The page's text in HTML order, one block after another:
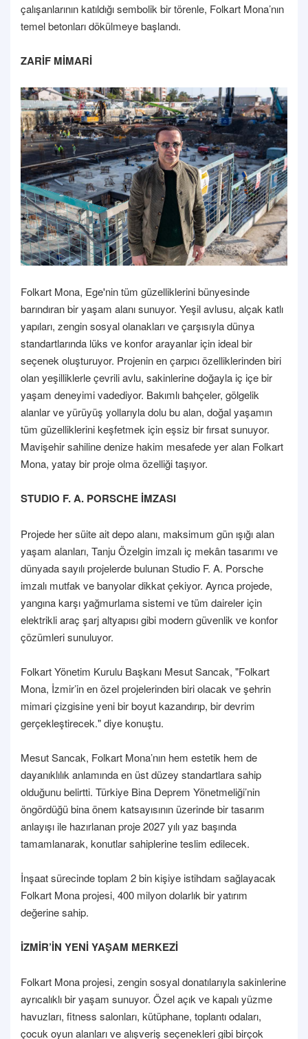
çalışanlarının katıldığı sembolik bir törenle, Folkart Mona’nın
temel betonları dökülmeye başlandı.
ZARİF MİMARİ
Folkart Mona, Ege'nin tüm güzelliklerini bünyesinde
barındıran bir yaşam alanı sunuyor. Yeşil avlusu, alçak katlı
yapıları, zengin sosyal olanakları ve çarşısıyla dünya
standartlarında lüks ve konfor arayanlar için ideal bir
seçenek oluşturuyor. Projenin en çarpıcı özelliklerinden biri
olan yeşilliklerle çevrili avlu, sakinlerine doğayla iç içe bir
yaşam deneyimi vadediyor. Bakımlı bahçeler, gölgelik
alanlar ve yürüyüş yollarıyla dolu bu alan, doğal yaşamın
tüm güzelliklerini keşfetmek için eşsiz bir fırsat sunuyor.
Mavişehir sahiline denize hakim mesafede yer alan Folkart
Mona, yatay bir proje olma özelliği taşıyor.
STUDIO F. A. PORSCHE İMZASI
Projede her süite ait depo alanı, maksimum gün ışığı alan
yaşam alanları, Tanju Özelgin imzalı iç mekân tasarımı ve
dünyada sayılı projelerde bulunan Studio F. A. Porsche
imzalı mutfak ve banyolar dikkat çekiyor. Ayrıca projede,
yangına karşı yağmurlama sistemi ve tüm daireler için
elektrikli araç şarj altyapısı gibi modern güvenlik ve konfor
çözümleri sunuluyor.
Folkart Yönetim Kurulu Başkanı Mesut Sancak, "Folkart
Mona, İzmir’in en özel projelerinden biri olacak ve şehrin
mimari çizgisine yeni bir boyut kazandırıp, bir devrim
gerçekleştirecek." diye konuştu.
Mesut Sancak, Folkart Mona’nın hem estetik hem de
dayanıklılık anlamında en üst düzey standartlara sahip
olduğunu belirtti. Türkiye Bina Deprem Yönetmeliği’nin
öngördüğü bina önem katsayısının üzerinde bir tasarım
anlayışı ile hazırlanan proje 2027 yılı yaz başında
tamamlanarak, konutlar sahiplerine teslim edilecek.
İnşaat sürecinde toplam 2 bin kişiye istihdam sağlayacak
Folkart Mona projesi, 400 milyon dolarlık bir yatırım
değerine sahip.
İZMİR’İN YENİ YAŞAM MERKEZİ
Folkart Mona projesi, zengin sosyal donatılarıyla sakinlerine
ayrıcalıklı bir yaşam sunuyor. Özel açık ve kapalı yüzme
havuzları, fitness salonları, kütüphane, toplantı odaları,
çocuk oyun alanları ve alışveriş seçenekleri gibi birçok